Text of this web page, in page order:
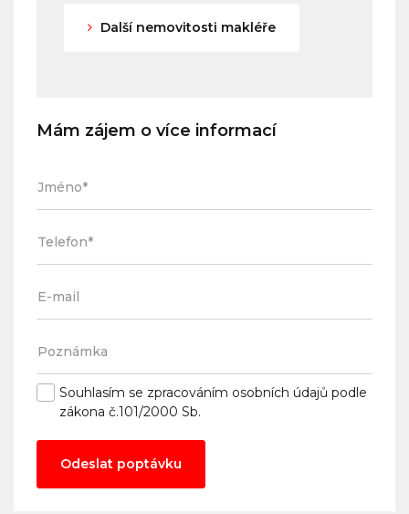
Další nemovitosti makléře
Mám zájem o více informací
Souhlasím se zpracováním osobních údajů podle
zákona č.101/2000 Sb.
Odeslat poptávku